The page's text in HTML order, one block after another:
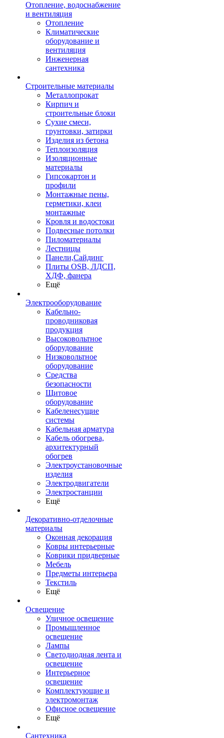
Отопление, водоснабжение
и вентиляция
Отопление
Климатические
оборудование и
вентиляция
Инженерная
сантехника
Строительные материалы
Металлопрокат
Кирпич и
строительные блоки
Сухие смеси,
грунтовки, затирки
Изделия из бетона
Теплоизоляция
Изоляционные
материалы
Гипсокартон и
профили
Монтажные пены,
герметики, клеи
монтажные
Кровля и водостоки
Подвесные потолки
Пиломатериалы
Лестницы
Панели,Сайдинг
Плиты OSB, ЛДСП,
ХДФ, фанера
Ещё
Электрооборудование
Кабельно-
проводниковая
продукция
Высоковольтное
оборудование
Низковольтное
оборудование
Средства
безопасности
Щитовое
оборудование
Кабеленесущие
системы
Кабельная арматура
Кабель обогрева,
архитектурный
обогрев
Электроустановочные
изделия
Электродвигатели
Электростанции
Ещё
Декоративно-отделочные
материалы
Оконная декорация
Ковры интерьерные
Коврики придверные
Мебель
Предметы интерьера
Текстиль
Ещё
Освещение
Уличное освещение
Промышленное
освещение
Лампы
Светодиодная лента и
освещение
Интерьерное
освещение
Комплектующие и
электромонтаж
Офисное освещение
Ещё
Сантехника